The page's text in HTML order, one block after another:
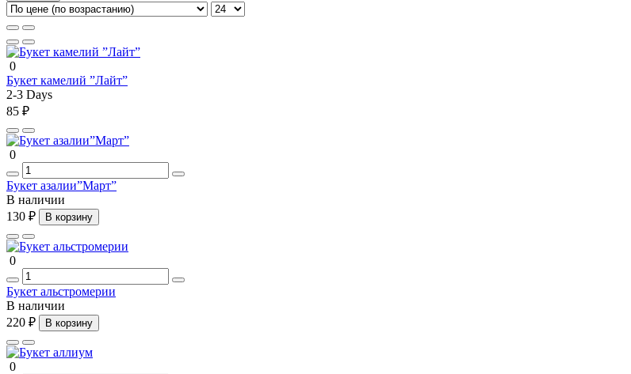
0
Букет камелий ”Лайт”
2-3 Days
85 ₽
0
Букет азалии”Март”
В наличии
130 ₽
В корзину
0
Букет альстромерии
В наличии
220 ₽
В корзину
0